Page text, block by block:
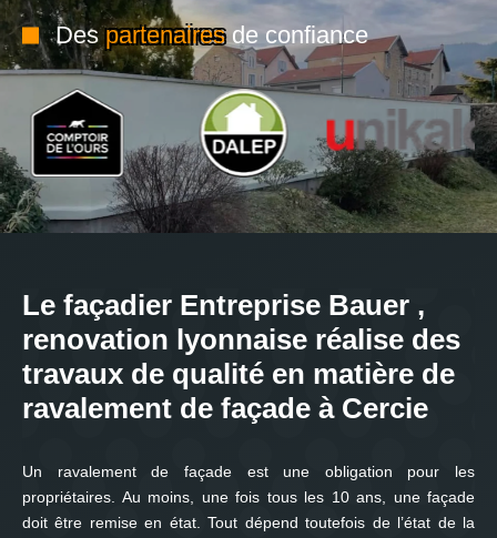
Despartenairesde confiance
Le façadier Entreprise Bauer ,
renovation lyonnaise réalise des
travaux de qualité en matière de
ravalement de façade à Cercie
Un ravalement de façade est une obligation pour les
propriétaires. Au moins, une fois tous les 10 ans, une façade
doit être remise en état. Tout dépend toutefois de l’état de la